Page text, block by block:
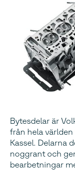
Bytesdelar är
från hela
Kassel. Delarna
noggrant och
bearbetningar